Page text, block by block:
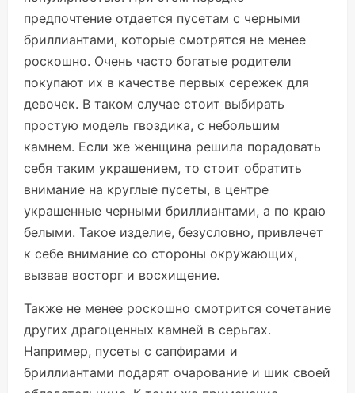
предпочтение отдается пусетам с черными
бриллиантами, которые смотрятся не менее
роскошно. Очень часто богатые родители
покупают их в качестве первых сережек для
девочек. В таком случае стоит выбирать
простую модель гвоздика, с небольшим
камнем. Если же женщина решила порадовать
себя таким украшением, то стоит обратить
внимание на круглые пусеты, в центре
украшенные черными бриллиантами, а по краю
белыми. Такое изделие, безусловно, привлечет
к себе внимание со стороны окружающих,
вызвав восторг и восхищение.
Также не менее роскошно смотрится сочетание
других драгоценных камней в серьгах.
Например, пусеты с сапфирами и
бриллиантами подарят очарование и шик своей